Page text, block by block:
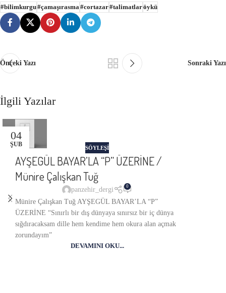
#bilimkurgu#çamaşırasma#cortazar#talimatlaröykü
Önceki Yazı Sonraki Yazı
İlgili Yazılar
04
ŞUB SÖYLEŞİ
AYŞEGÜL BAYAR’LA “P” ÜZERİNE /
Münire Çalışkan Tuğ
panzehir_dergi 0
Münire Çalışkan Tuğ AYŞEGÜL BAYAR’LA “P”
ÜZERİNE “Sınırlı bir dış dünyaya sınırsız bir iç dünya
sığdıracaksam dille hem kendime hem okura alan açmak
zorundayım”
DEVAMINI OKU...